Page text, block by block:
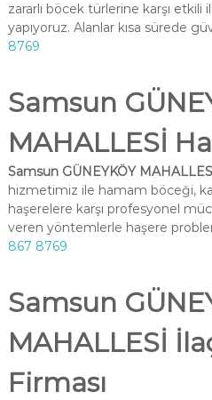
zararlı böcek türlerine karşı etkili
yapıyoruz. Alanlar kısa sürede
8769
Samsun
MAHALLESİ
Samsun GÜNEYKÖY
hizmetimiz ile hamam böceği,
haşerelere karşı profesyonel
veren yöntemlerle haşere
867 8769
Samsun
MAHALLESİ
Firması